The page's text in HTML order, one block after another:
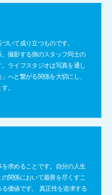
いて成り立つものです。
撮影する側のスタッフ同士の
ライフスタジオは写真を通し
へと繋がる関係を大切にし、
。
を求めることです。自分の人生
関係において最善を尽くすこ
価値です。 真正性を追求する